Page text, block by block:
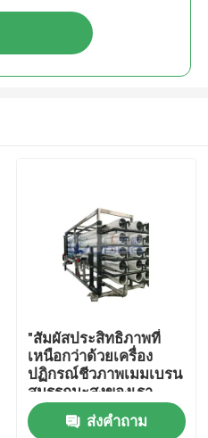
"สัมผัสประสิทธิภาพที่
เหนือกว่าด้วยเครื่อง
ปฏิกรณ์ชีวภาพเมมเบรน
สมรรถนะสูงของเรา
สำหรับการ Reverse
Osmosis"ส่งคำถาม